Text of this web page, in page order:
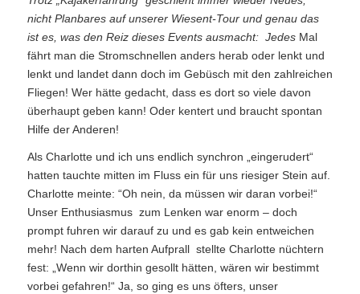
nicht Planbares auf unserer Wiesent-Tour und genau das
ist es, was den Reiz dieses Events ausmacht: JedesMal
fährt man die Stromschnellen anders herab oder lenkt und
lenkt und landet dann doch im Gebüsch mit den zahlreichen
Fliegen! Wer hätte gedacht, dass es dort so viele davon
überhaupt geben kann! Oder kentert und braucht spontan
Hilfe der Anderen!
Als Charlotte und ich uns endlich synchron „eingerudert“
hatten tauchte mitten im Fluss ein für uns riesiger Stein auf.
Charlotte meinte: “Oh nein, da müssen wir daran vorbei!“
Unser Enthusiasmus zum Lenken war enorm – doch
prompt fuhren wir darauf zu und es gab kein entweichen
mehr! Nach dem harten Aufprall stellte Charlotte nüchtern
fest: „Wenn wir dorthin gesollt hätten, wären wir bestimmt
vorbei gefahren!“ Ja, so ging es uns öfters, unser